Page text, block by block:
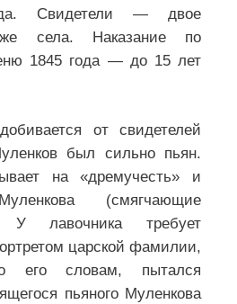
Свидетели — двое
села. Наказание по
1845 года — до 15 лет
от свидетелей
был сильно пьян.
на «дремучесть» и
(смягчающие
У лавочника требует
царской фамилии,
его словам, пытался
пьяного Муленкова